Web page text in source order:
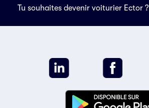
Tu souhaites devenir voiturier Ector ?